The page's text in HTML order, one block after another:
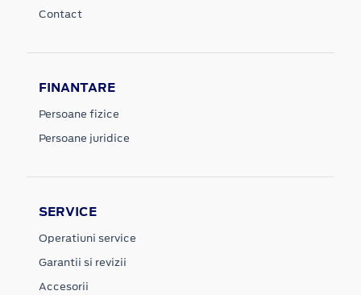
Contact
FINANTARE
Persoane fizice
Persoane juridice
SERVICE
Operatiuni service
Garantii si revizii
Accesorii